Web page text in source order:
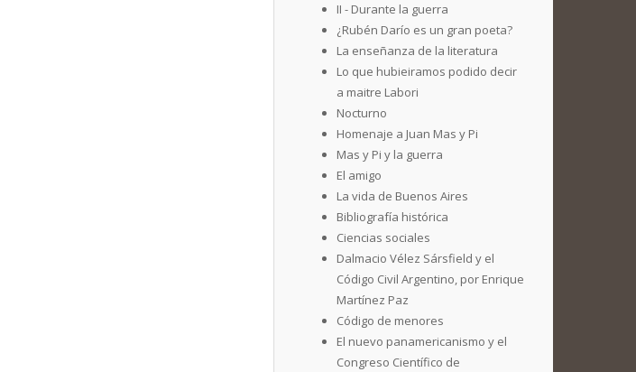
II - Durante la guerra
¿Rubén Darío es un gran poeta?
La enseñanza de la literatura
Lo que hubieiramos podido decir
a maitre Labori
Nocturno
Homenaje a Juan Mas y Pi
Mas y Pi y la guerra
El amigo
La vida de Buenos Aires
Bibliografía histórica
Ciencias sociales
Dalmacio Vélez Sársfield y el
Código Civil Argentino, por Enrique
Martínez Paz
Código de menores
El nuevo panamericanismo y el
Congreso Científico de